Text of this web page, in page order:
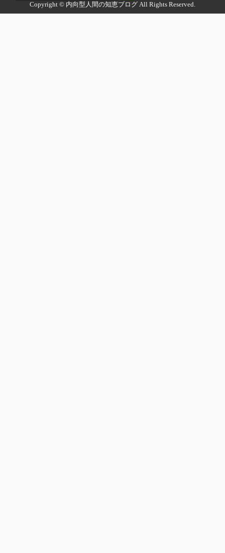
内
Copyright © 内向型人間の知恵ブログ All Rights Reserved.